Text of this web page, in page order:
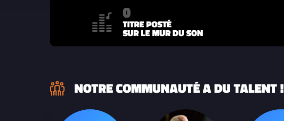
0
TITRE POSTÉ
SUR LE MUR DU SON
NOTRE COMMUNAUTÉ A DU TALENT !